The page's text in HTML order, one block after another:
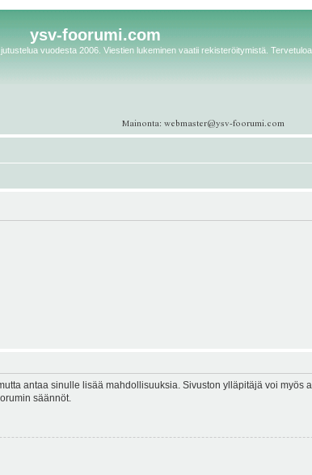
ysv-foorumi.com
vuodesta 2006. Viestien lukeminen vaatii rekisteröitymistä.
antaa sinulle lisää mahdollisuuksia. Sivuston ylläpitäjä voi
säännöt.